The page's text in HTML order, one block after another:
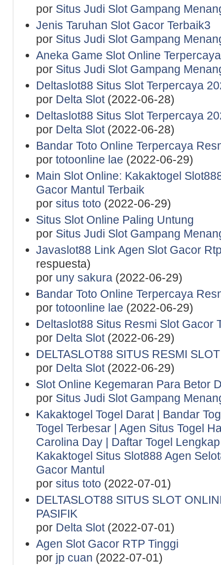
por Situs Judi Slot Gampang
Jenis Taruhan Slot Gacor Terbaik3
por Situs Judi Slot Gampang
Aneka Game Slot Online Terpercaya
por Situs Judi Slot Gampang
Deltaslot88 Situs Slot Terpercaya
por Delta Slot(2022-06-28)
Deltaslot88 Situs Slot Terpercaya
por Delta Slot(2022-06-28)
Bandar Toto Online Terpercaya
por totoonline lae (2022-06-29)
Main Slot Online: Kakaktogel
Gacor Mantul Terbaik
por situs toto (2022-06-29)
Situs Slot Online Paling Untung
por Situs Judi Slot Gampang
Javaslot88 Link Agen Slot Gacor
respuesta)
por uny sakura(2022-06-29)
Bandar Toto Online Terpercaya
por totoonline lae (2022-06-29)
Deltaslot88 Situs Resmi Slot Gacor
por Delta Slot(2022-06-29)
DELTASLOT88 SITUS RESMI
por Delta Slot(2022-06-29)
Slot Online Kegemaran Para Betor
por Situs Judi Slot Gampang
Kakaktogel Togel Darat | Bandar
Togel Terbesar | Agen Situs Togel
Carolina Day | Daftar Togel
Kakaktogel Situs Slot888 Agen
Gacor Mantul
por situs toto (2022-07-01)
DELTASLOT88 SITUS SLOT
PASIFIK
por Delta Slot(2022-07-01)
Agen Slot Gacor RTP Tinggi
por jp cuan (2022-07-01)